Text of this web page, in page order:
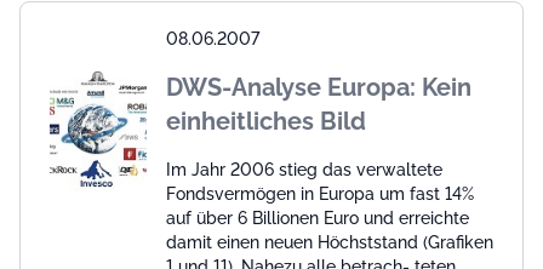
08.06.2007
DWS-Analyse Europa: Kein
einheitliches Bild
Im Jahr 2006 stieg das verwaltete
Fondsvermögen in Europa um fast 14%
auf über 6 Billionen Euro und erreichte
damit einen neuen Höchststand (Grafiken